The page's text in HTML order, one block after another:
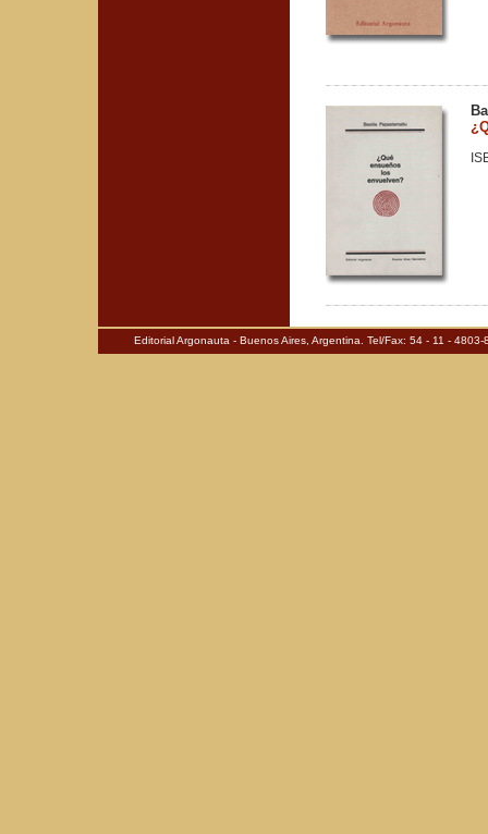
Editorial Argonauta - Buenos Aires, Argentina. Tel/Fax: 54 - 11 -